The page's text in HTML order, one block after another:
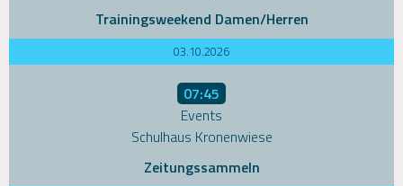
Trainingsweekend Damen/Herren
03.10.2026
07:45
Events
Schulhaus Kronenwiese
Zeitungssammeln